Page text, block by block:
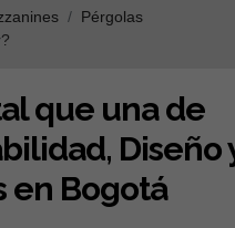
Pérgolas
que una de
Diseño
en Bogotá